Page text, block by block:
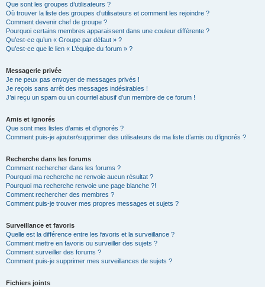
Que sont les groupes d’utilisateurs ?
Où trouver la liste des groupes d’utilisateurs et comment les rejoindre ?
Comment devenir chef de groupe ?
Pourquoi certains membres apparaissent dans une couleur différente ?
Qu’est-ce qu’un « Groupe par défaut » ?
Qu’est-ce que le lien « L’équipe du forum » ?
Messagerie privée
Je ne peux pas envoyer de messages privés !
Je reçois sans arrêt des messages indésirables !
J’ai reçu un spam ou un courriel abusif d’un membre de ce forum !
Amis et ignorés
Que sont mes listes d’amis et d’ignorés ?
Comment puis-je ajouter/supprimer des utilisateurs de ma liste d’amis ou d’ignorés ?
Recherche dans les forums
Comment rechercher dans les forums ?
Pourquoi ma recherche ne renvoie aucun résultat ?
Pourquoi ma recherche renvoie une page blanche ?!
Comment rechercher des membres ?
Comment puis-je trouver mes propres messages et sujets ?
Surveillance et favoris
Quelle est la différence entre les favoris et la surveillance ?
Comment mettre en favoris ou surveiller des sujets ?
Comment surveiller des forums ?
Comment puis-je supprimer mes surveillances de sujets ?
Fichiers joints